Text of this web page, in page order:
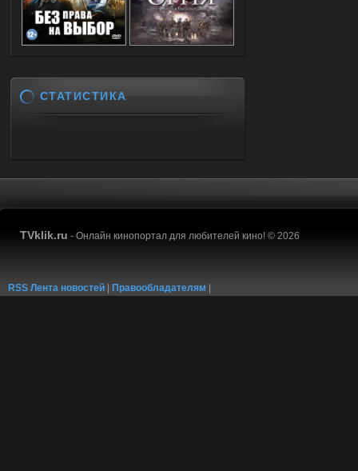
СТАТИСТИКА
TVklik.ru - Онлайн кинопортал для любителей кино! © 2026
RSS Лента новостей Правообладателям